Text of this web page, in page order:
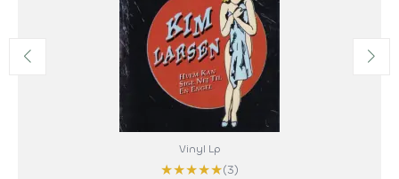
Vinyl Lp
★★★★★(3)